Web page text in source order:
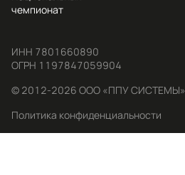
ИНН 7801660890
ОГРН 1197847059904
© 2012-2026 ООО «ППУ СИСТЕМЫ»
Политика конфиденциальности